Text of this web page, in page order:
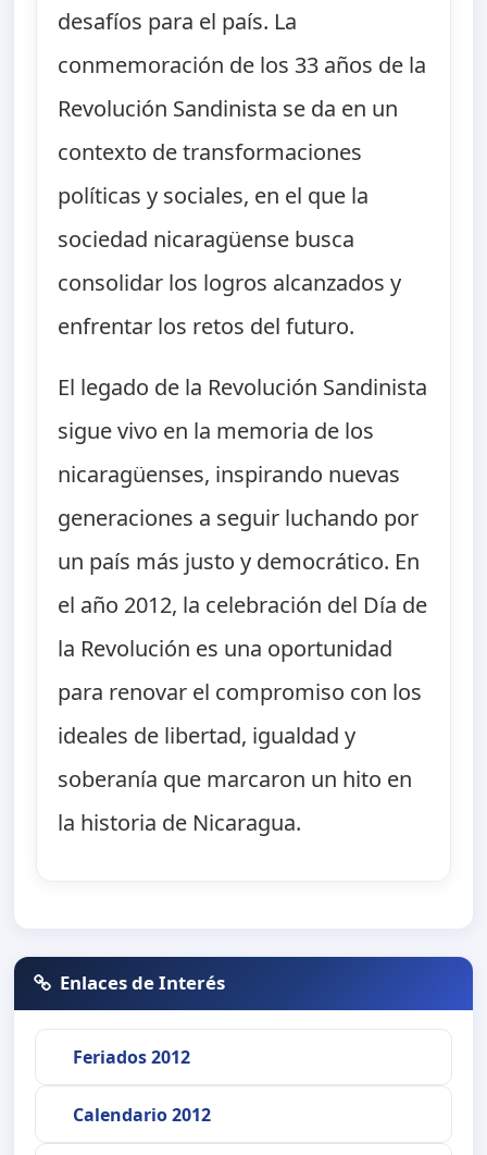
desafíos para el país. La
conmemoración de los 33 años de la
Revolución Sandinista se da en un
contexto de transformaciones
políticas y sociales, en el que la
sociedad nicaragüense busca
consolidar los logros alcanzados y
enfrentar los retos del futuro.
El legado de la Revolución Sandinista
sigue vivo en la memoria de los
nicaragüenses, inspirando nuevas
generaciones a seguir luchando por
un país más justo y democrático. En
el año 2012, la celebración del Día de
la Revolución es una oportunidad
para renovar el compromiso con los
ideales de libertad, igualdad y
soberanía que marcaron un hito en
la historia de Nicaragua.
Enlaces de Interés
Feriados 2012
Calendario 2012